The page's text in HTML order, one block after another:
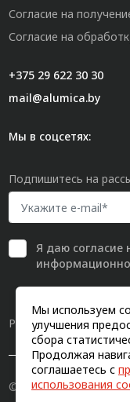
Мы используем
улучшения
сбора
Продолжая
соглашаетесь с
использования
Согласие на
Согласие на
+375 29 622 30 30
mail@alumica.by
Мы в соцсетях:
Подпишитесь на
Я даю согласие
Разработка сайта
© 2011-2026,